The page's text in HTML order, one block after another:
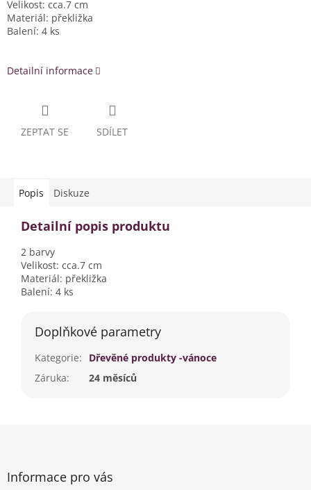
Velikost: cca.7 cm
Materiál: překližka
Balení: 4 ks
Detailní informace
ZEPTAT SE SDÍLET
Popis Diskuze
Detailní popis produktu
2 barvy
Velikost: cca.7 cm
Materiál: překližka
Balení: 4 ks
Doplňkové parametry
Kategorie:
Dřevěné produkty -vánoce
Záruka: 24 měsíců
Informace pro vás